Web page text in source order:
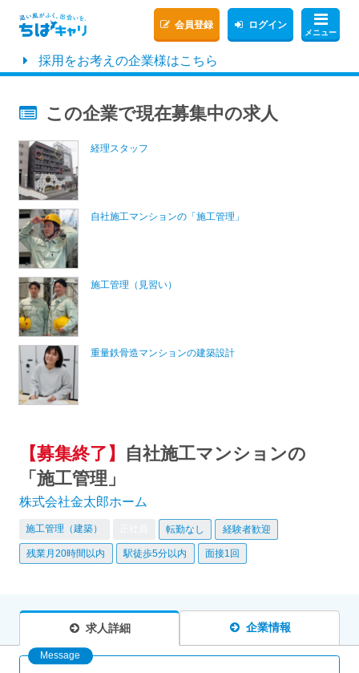
メニュー
会員登録 ログイン
採用をお考えの企業様はこちら
この企業で現在募集中の求人
経理スタッフ
自社施工マンションの「施工管理」
施工管理（見習い）
重量鉄骨造マンションの建築設計
【募集終了】
自社施工マンションの
「施工管理」
株式会社金太郎ホーム
施工管理（建築） 転勤なし 経験者歓迎
残業月20時間以内 駅徒歩5分以内 面接1回
求人詳細 企業情報